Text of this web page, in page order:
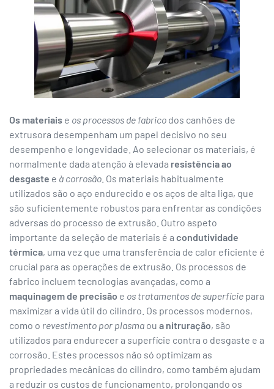
Os materiais e os processos de fabrico dos canhões de
extrusora desempenham um papel decisivo no seu
desempenho e longevidade. Ao selecionar os materiais, é
normalmente dada atenção à elevada resistência ao
desgaste e à corrosão . Os materiais habitualmente
utilizados são o aço endurecido e os aços de alta liga, que
são suficientemente robustos para enfrentar as condições
adversas do processo de extrusão. Outro aspeto
importante da seleção de materiais é a condutividade
térmica, uma vez que uma transferência de calor eficiente é
crucial para as operações de extrusão. Os processos de
fabrico incluem tecnologias avançadas, como a
maquinagem de precisão e os tratamentos de superfície para
maximizar a vida útil do cilindro. Os processos modernos,
como o revestimento por plasma ou a nitruração, são
utilizados para endurecer a superfície contra o desgaste e a
corrosão. Estes processos não só optimizam as
propriedades mecânicas do cilindro, como também ajudam
a reduzir os custos de funcionamento, prolongando os